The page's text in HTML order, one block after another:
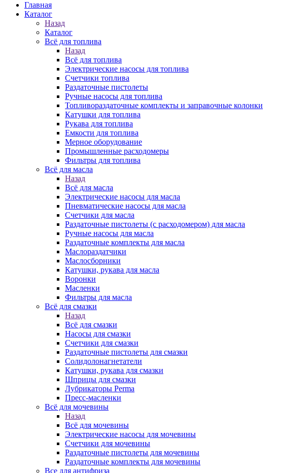
Главная
Каталог
Назад
Каталог
Всё для топлива
Назад
Всё для топлива
Электрические насосы для топлива
Счетчики топлива
Раздаточные пистолеты
Ручные насосы для топлива
Топливораздаточные комплекты и заправочные колонки
Катушки для топлива
Рукава для топлива
Емкости для топлива
Мерное оборудование
Промышленные расходомеры
Фильтры для топлива
Всё для масла
Назад
Всё для масла
Электрические насосы для масла
Пневматические насосы для масла
Счетчики для масла
Раздаточные пистолеты (с расходомером) для масла
Ручные насосы для масла
Раздаточные комплекты для масла
Маслораздатчики
Маслосборники
Катушки, рукава для масла
Воронки
Масленки
Фильтры для масла
Всё для смазки
Назад
Всё для смазки
Насосы для смазки
Счетчики для смазки
Раздаточные пистолеты для смазки
Солидолонагнетатели
Катушки, рукава для смазки
Шприцы для смазки
Лубрикаторы Perma
Пресс-масленки
Всё для мочевины
Назад
Всё для мочевины
Электрические насосы для мочевины
Счетчики для мочевины
Раздаточные пистолеты для мочевины
Раздаточные комплекты для мочевины
Все для антифриза